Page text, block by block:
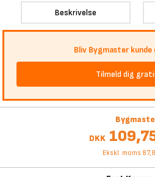
Beskrivelse
Bliv Bygmaster
Tilmeld dig
DKK
Ekskl. moms